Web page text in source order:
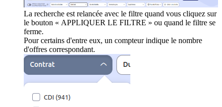
La recherche est relancée avec le filtre quand vous cliquez sur
le bouton « APPLIQUER LE FILTRE » ou quand le filtre se
ferme.
Pour certains d'entre eux, un compteur indique le nombre
d'offres correspondant.